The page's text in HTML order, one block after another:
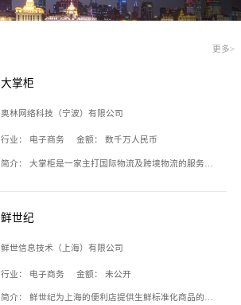
更多>
大掌柜
奥林网络科技（宁波）有限公司
行业： 电子商务 金额： 数千万人民币
简介： 大掌柜是一家主打国际物流及跨境物流的服务云平台，致力于帮助全球国际物流企业在互联网上建立自己的平台，核心产品包括运价通、生意通、业务通、订舱通、招财通等，奥林网络科技（宁波）有限公司旗下产品。
鲜世纪
鲜世信息技术（上海）有限公司
行业： 电子商务 金额： 未公开
简介： 鲜世纪为上海的便利店提供生鲜标准化商品的供应链服务，帮商家解决生鲜采购、运营问题，帮助商家销售。平台提供的商品覆盖果蔬肉类、常温与低温奶制品、冷冻食品、零食饮料、粮油副食、居家洗护等多个品类，上架SKU3000余个。公司建立了近万平方米的仓储场地和物流配送体系，为合作商家提供快速配送服务。